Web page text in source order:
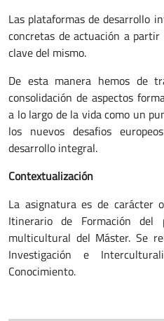
Las plataformas de desarrollo
concretas de actuación a
clave del mismo.
De esta manera hemos de
consolidación de aspectos
a lo largo de la vida como un
los nuevos desafios
desarrollo integral.
Contextualización
La asignatura es de carácter
Itinerario de Formación del
multicultural del Máster. Se
Investigación e
Conocimiento.